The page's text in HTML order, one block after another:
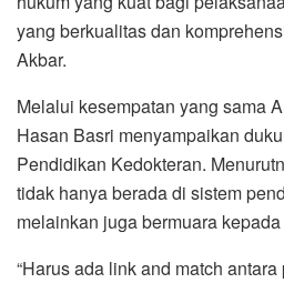
yang berkualitas dan
Akbar.
Melalui kesempatan yang sama
Hasan Basri menyampaikan
Pendidikan Kedokteran.
tidak hanya berada di sistem
melainkan juga bermuara
“Harus ada link and match